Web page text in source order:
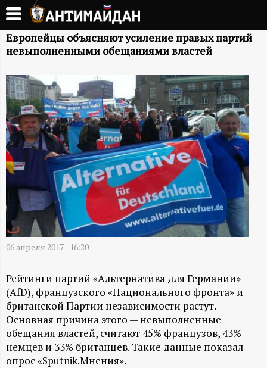
Перейти
основному
содержанию
А
Т
И
М
А
Й
Д
Н
-
и
Европейцы объясняют усиление правых партий
невыполненными обещаниями властей
06 апреля 2017 - 16:20
Рейтинги партий «Альтернатива для Германии»
(AfD), французского «Национального фронта» и
британской Партии независимости растут.
Основная причина этого — невыполненные
обещания властей, считают 45% французов, 43%
немцев и 33% британцев. Такие данные показал
опрос «Sputnik.Мнения».